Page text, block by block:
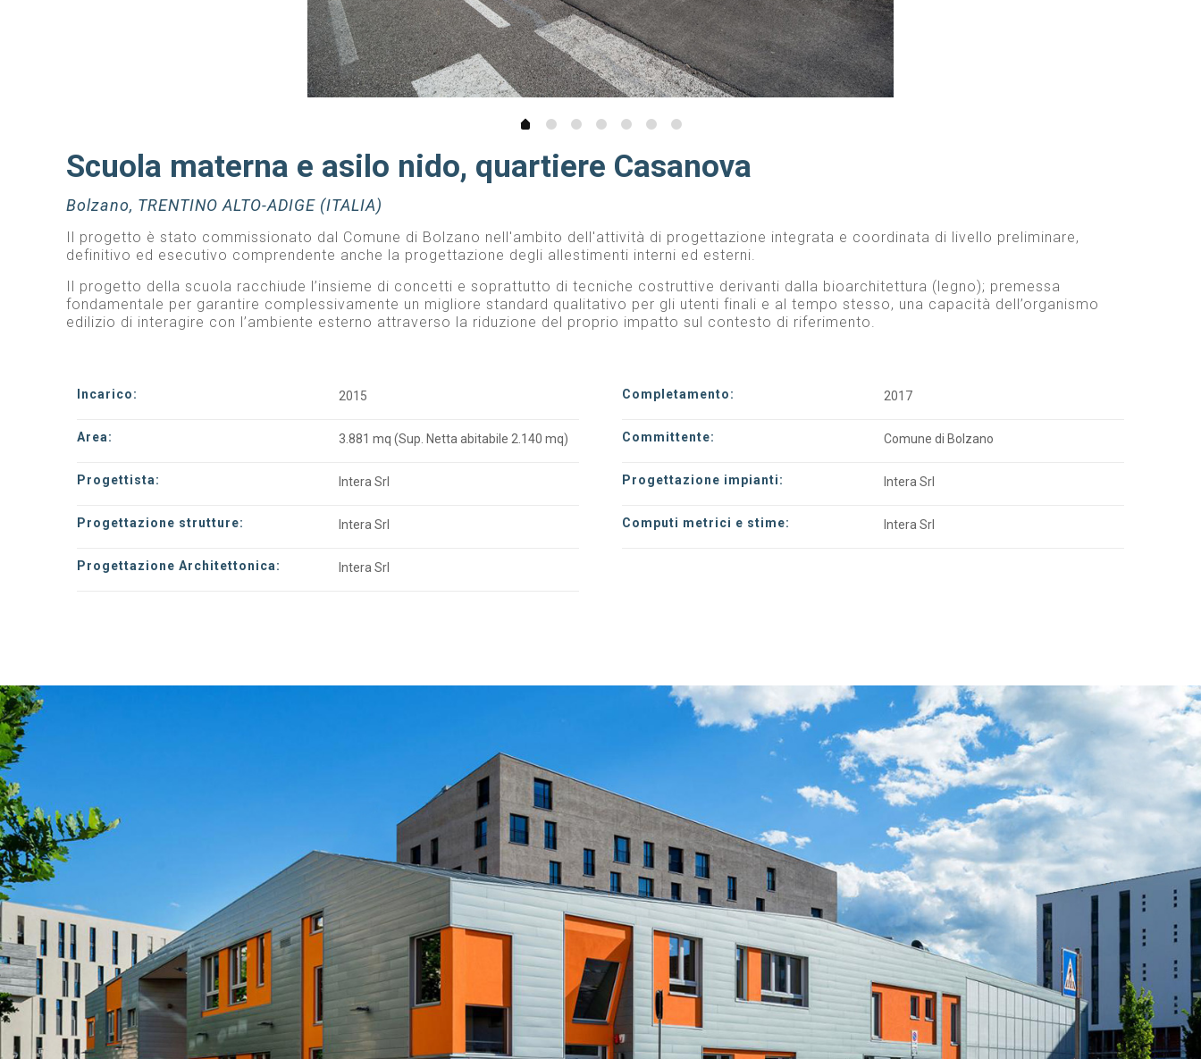
Scuola materna e asilo nido, quartiere Casanova
Bolzano, TRENTINO ALTO-ADIGE (ITALIA)
Il progetto è stato commissionato dal Comune di Bolzano nell'ambito dell'attività di progettazione integrata e coordinata di livello preliminare,
definitivo ed esecutivo comprendente anche la progettazione degli allestimenti interni ed esterni.
Il progetto della scuola racchiude l’insieme di concetti e soprattutto di tecniche costruttive derivanti dalla bioarchitettura (legno); premessa
fondamentale per garantire complessivamente un migliore standard qualitativo per gli utenti finali e al tempo stesso, una capacità dell’organismo
edilizio di interagire con l’ambiente esterno attraverso la riduzione del proprio impatto sul contesto di riferimento.
Incarico: 2015 Completamento: 2017
Area: 3.881 mq (Sup. Netta abitabile 2.140 mq) Committente: Comune di Bolzano
Progettista: Intera Srl Progettazione impianti: Intera Srl
Progettazione strutture: Intera Srl Computi metrici e stime: Intera Srl
Progettazione Architettonica: Intera Srl